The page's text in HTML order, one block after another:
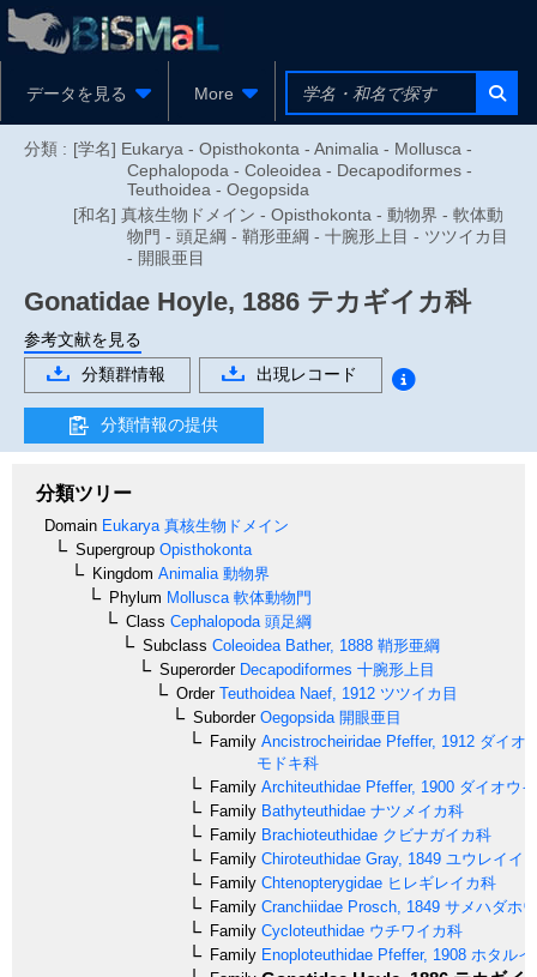
データを見る More
分類 : [学名] Eukarya - Opisthokonta - Animalia - Mollusca -
Cephalopoda - Coleoidea - Decapodiformes -
Teuthoidea - Oegopsida
[和名] 真核生物ドメイン - Opisthokonta - 動物界 - 軟体動
物門 - 頭足綱 - 鞘形亜綱 - 十腕形上目 - ツツイカ目
- 開眼亜目
Gonatidae Hoyle, 1886 テカギイカ科
参考文献を見る
分類群情報
出現レコード
分類情報の提供
分類ツリー
Domain Eukarya 真核生物ドメイン
Supergroup Opisthokonta
Kingdom Animalia 動物界
Phylum Mollusca 軟体動物門
Class Cephalopoda 頭足綱
Subclass Coleoidea Bather, 1888 鞘形亜綱
SuperorderDecapodiformes 十腕形上目
OrderTeuthoidea Naef, 1912 ツツイカ目
SuborderOegopsida 開眼亜目
Family Ancistrocheiridae Pfeffer, 1912 ダイオ
モドキ科
Family Architeuthidae Pfeffer, 1900 ダイオウ
Family Bathyteuthidae ナツメイカ科
Family Brachioteuthidae クビナガイカ科
Family Chiroteuthidae Gray, 1849 ユウレイイ
Family Chtenopterygidae ヒレギレイカ科
Family Cranchiidae Prosch, 1849 サメハダホ
Family Cycloteuthidae ウチワイカ科
Family Enoploteuthidae Pfeffer, 1908 ホタル